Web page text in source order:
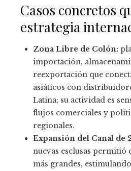
Casos concretos
estrategia
Zona Libre de Colón:
importación,
reexportación que
asiáticos con
Latina; su actividad es
flujos comerciales y
regionales.
Expansión del Canal de
nuevas esclusas permitió
más grandes,